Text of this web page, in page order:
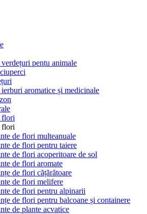
verdețuri pentu animale
ierburi aromatice și medicinale
flori
flori
de flori multeanuale
de flori pentru taiere
de flori acoperitoare de sol
de flori aromate
de flori cățărătoare
de flori melifere
de flori pentru alpinarii
de flori pentru balcoane și containere
de plante acvatice